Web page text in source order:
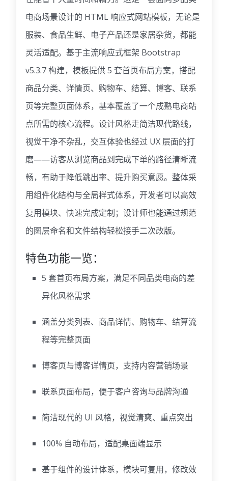
电商场景设计的 HTML 响应式网站模板，无论是
服装、食品生鲜、电子产品还是家居杂货，都能
灵活适配。基于主流响应式框架 Bootstrap
v5.3.7 构建，模板提供 5 套首页布局方案，搭配
商品分类、详情页、购物车、结算、博客、联系
页等完整页面体系，基本覆盖了一个成熟电商站
点所需的核心流程。设计风格走简洁现代路线，
视觉干净不杂乱，交互体验也经过 UX 层面的打
磨——访客从浏览商品到完成下单的路径清晰流
畅，有助于降低跳出率、提升购买意愿。整体采
用组件化结构与全局样式体系，开发者可以高效
复用模块、快速完成定制；设计师也能通过规范
的图层命名和文件结构轻松接手二次改版。
特色功能一览：
5 套首页布局方案，满足不同品类电商的差
异化风格需求
涵盖分类列表、商品详情、购物车、结算流
程等完整页面
博客页与博客详情页，支持内容营销场景
联系页面布局，便于客户咨询与品牌沟通
简洁现代的 UI 风格，视觉清爽、重点突出
100% 自动布局，适配桌面端显示
基于组件的设计体系，模块可复用，修改效